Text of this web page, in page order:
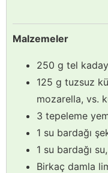
Malzemeler
250 g tel
125 g tuzsuz
mozarella, vs.
3 tepeleme
1 su bardağı
1 su bardağı su,
Birkaç damla